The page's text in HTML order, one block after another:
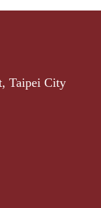
Taipei City